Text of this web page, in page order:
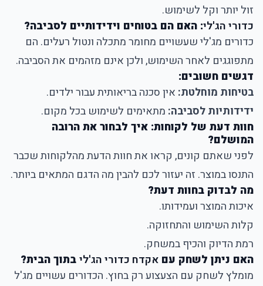
זול יותר וקל לשימוש.
כדורי הג'לי: האם הם בטוחים וידידותיים לסביבה?
כדורים מג'לי שעשויים מחומר מתכלה ונטול רעלים. הם
מתפוגגים לאחר השימוש, ולכן אינם מזהמים את הסביבה.
דגשים חשובים:
בטיחות מוחלטת: אין סכנה בריאותית עבור ילדים.
ידידותיות לסביבה: מתאימים לשימוש בכל מקום.
חוות דעת של לקוחות: איך לבחור את הרובה
המושלם?
לפני שאתם קונים, קראו את חוות הדעת מהלקוחות שכבר
התנסו במוצר. זה יעזור לכם להבין מה הדגם המתאים ביותר.
מה לבדוק בחוות דעת?
איכות המוצר ועמידותו.
קלות השימוש והתחזוקה.
רמת הדיוק והכיף במשחק.
האם ניתן לשחק עם אקדח כדורי הג'ליבתוך הבית?
מומלץ לשחק עם הצעצוע רק בחוץ. הכדורים עשויים מג'ל